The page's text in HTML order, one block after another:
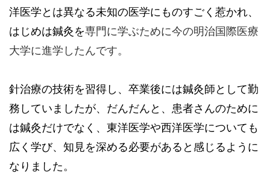
洋医学とは異なる未知の医学にものすごく惹かれ、
はじめは鍼灸を専門に学ぶために今の明治国際医療
大学に進学したんです。
針治療の技術を習得し、卒業後には鍼灸師として勤
務していましたが、だんだんと、患者さんのために
は鍼灸だけでなく、東洋医学や西洋医学についても
広く学び、知見を深める必要があると感じるように
なりました。